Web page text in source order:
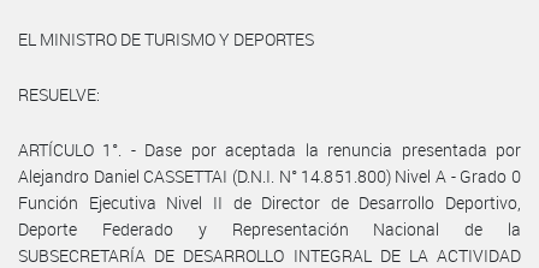
EL MINISTRO DE TURISMO Y DEPORTES
RESUELVE:
ARTÍCULO 1°. - Dase por aceptada la renuncia presentada por
Alejandro Daniel CASSETTAI (D.N.I. N° 14.851.800) Nivel A - Grado 0
Función Ejecutiva Nivel II de Director de Desarrollo Deportivo,
Deporte Federado y Representación Nacional de la
SUBSECRETARÍA DE DESARROLLO INTEGRAL DE LA ACTIVIDAD